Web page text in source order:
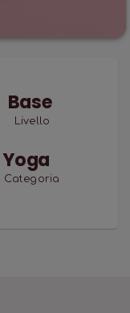
Base
Livello
Yoga
Categoria